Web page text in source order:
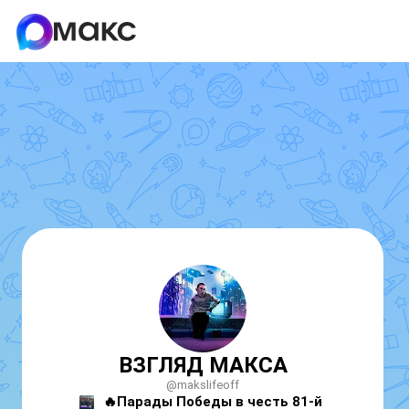
ВЗГЛЯД МАКСА
@makslifeoff
🔥Парады Победы в честь 81-й